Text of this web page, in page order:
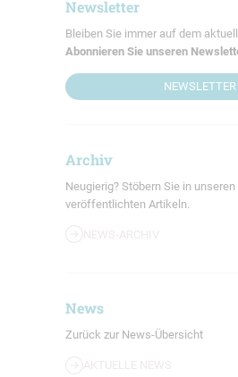
Newsletter
Bleiben Sie immer auf dem
Abonnieren Sie unseren
NEWSLETTER
Archiv
Neugierig? Stöbern Sie in
veröffentlichten Artikeln.
NEWS-ARCHIV
News
Zurück zur News-Übersicht
AKTUELLE NEWS